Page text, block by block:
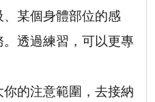
某個身體部位的感
透過練習，可以更專
你的注意範圍，去接納